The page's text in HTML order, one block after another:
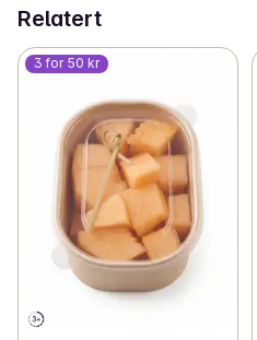
Relatert
3 for 50 kr